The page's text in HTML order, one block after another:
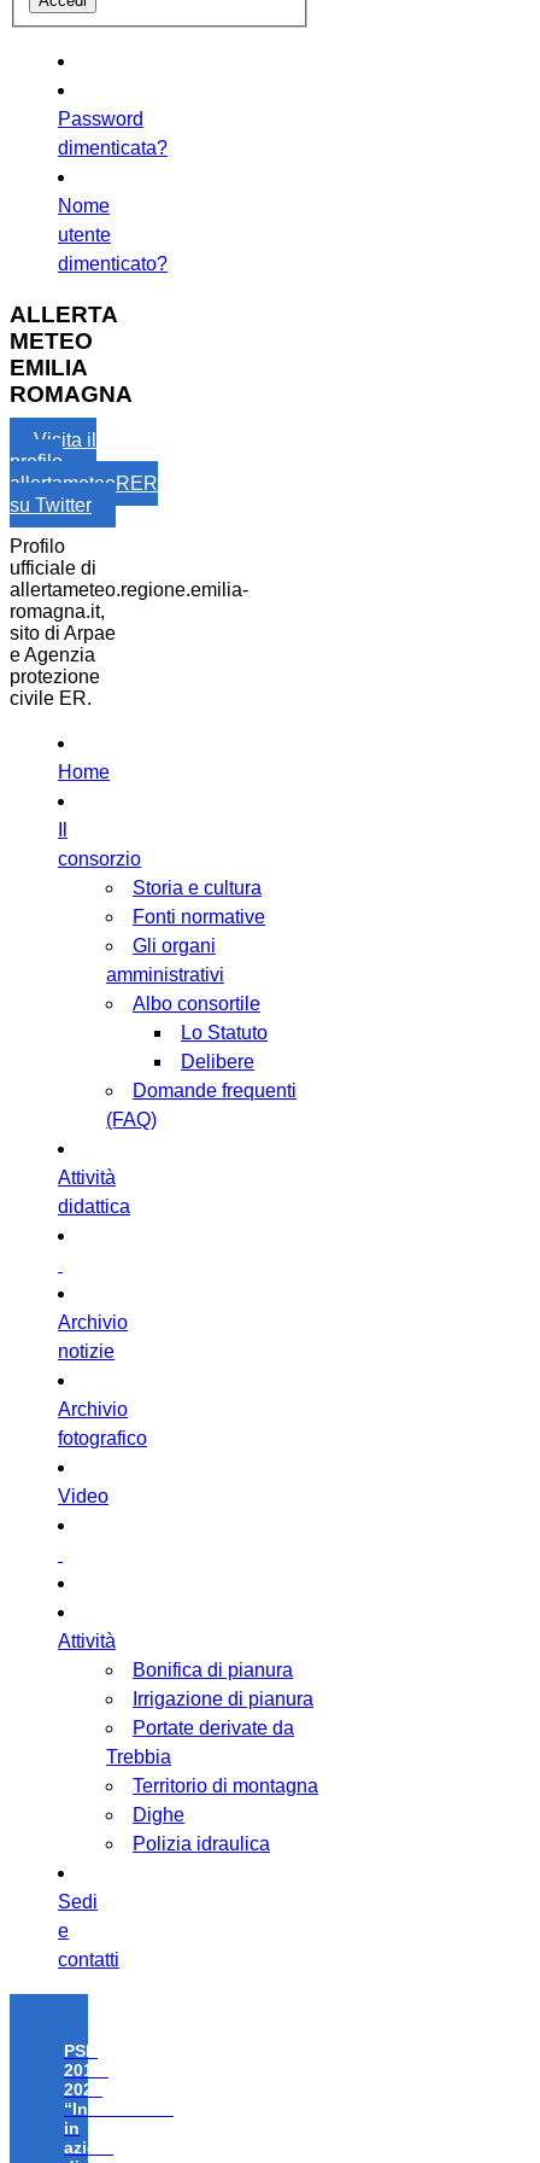
Password
dimenticata?
Nome
utente
dimenticato?
ALLERTA
METEO
EMILIA
ROMAGNA
Visita il
profilo
allertameteoRER
su Twitter
Profilo
ufficiale di
allertameteo.regione.emilia-
romagna.it,
sito di Arpae
e Agenzia
protezione
civile ER.
Home
consorzio
Storia e cultura
Fonti normative
Gli organi
amministrativi
Albo consortile
Lo Statuto
Delibere
Domande frequenti
(FAQ)
Attività
didattica
Archivio
notizie
Archivio
fotografico
Video
Attività
Bonifica di pianura
Irrigazione di pianura
Portate derivate da
Trebbia
Territorio di montagna
Dighe
Polizia idraulica
Sedi
e
contatti
PSR
2014-
2020
“Investimenti
in
azioni